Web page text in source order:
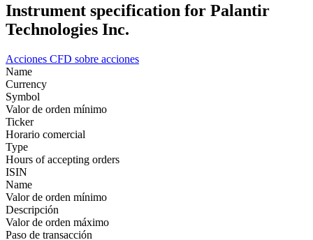
Instrument specification for Palantir
Technologies Inc.
Acciones CFD sobre acciones
Name
Currency
Symbol
Valor de orden mínimo
Ticker
Horario comercial
Type
Hours of accepting orders
ISIN
Name
Valor de orden mínimo
Descripción
Valor de orden máximo
Paso de transacción